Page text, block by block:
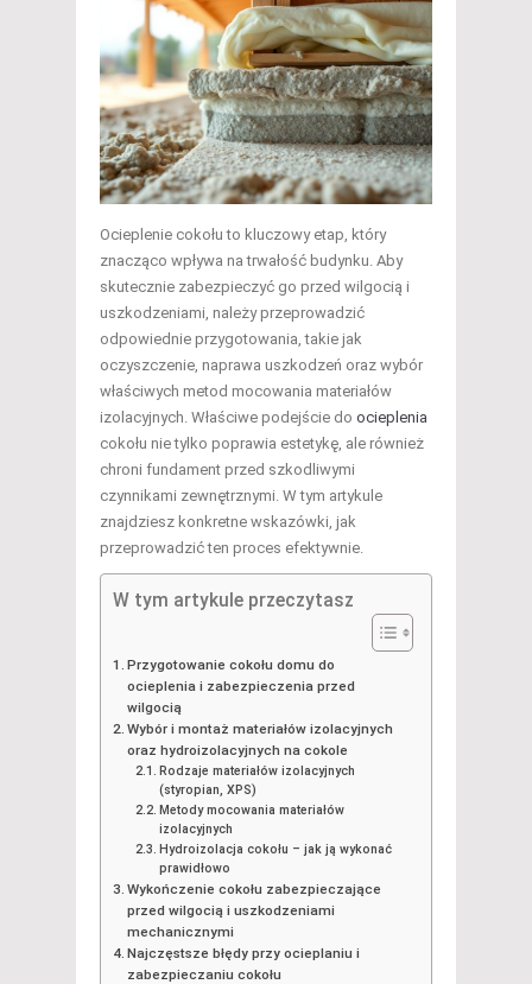
Ocieplenie cokołu to kluczowy etap, który
znacząco wpływa na trwałość budynku. Aby
skutecznie zabezpieczyć go przed wilgocią i
uszkodzeniami, należy przeprowadzić
odpowiednie przygotowania, takie jak
oczyszczenie, naprawa uszkodzeń oraz wybór
właściwych metod mocowania materiałów
izolacyjnych. Właściwe podejście do ocieplenia
cokołu nie tylko poprawia estetykę, ale również
chroni fundament przed szkodliwymi
czynnikami zewnętrznymi. W tym artykule
znajdziesz konkretne wskazówki, jak
przeprowadzić ten proces efektywnie.
W tym artykule przeczytasz
Przygotowanie cokołu domu do
ocieplenia i zabezpieczenia przed
wilgocią
Wybór i montaż materiałów izolacyjnych
oraz hydroizolacyjnych na cokole
Rodzaje materiałów izolacyjnych
(styropian, XPS)
Metody mocowania materiałów
izolacyjnych
Hydroizolacja cokołu – jak ją wykonać
prawidłowo
Wykończenie cokołu zabezpieczające
przed wilgocią i uszkodzeniami
mechanicznymi
Najczęstsze błędy przy ocieplaniu i
zabezpieczaniu cokołu